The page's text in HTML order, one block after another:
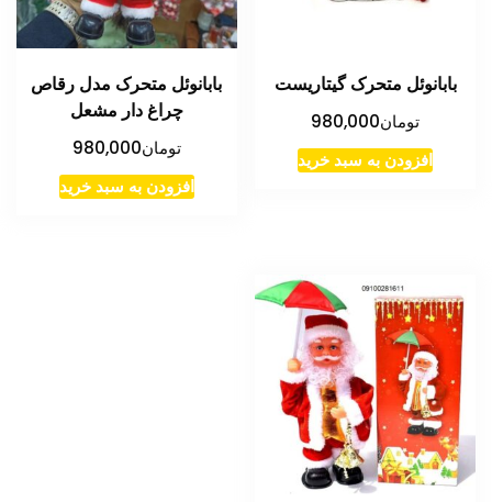
بابانوئل متحرک گیتاریست
تومان980,000
افزودن به سبد خرید
بابانوئل متحرک مدل رقاص
چراغ دار مشعل
تومان980,000
افزودن به سبد خرید